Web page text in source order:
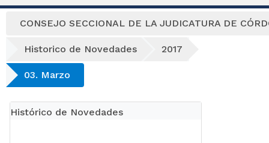
CONSEJO SECCIONAL DE LA JUDICATURA DE
Historico de Novedades 2017
03. Marzo
Histórico de Novedades